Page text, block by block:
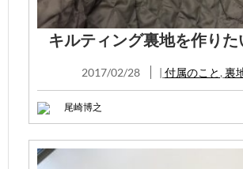
キルティング裏地を作り
2017/02/28 | 付属のこと , 裏
尾崎博之